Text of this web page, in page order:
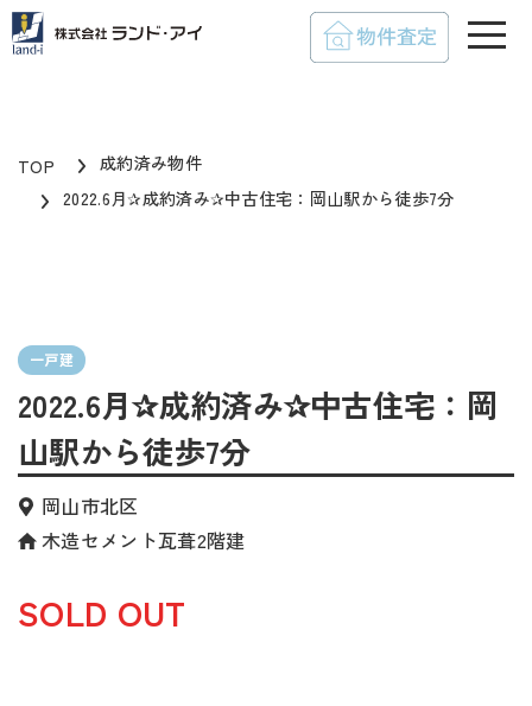
TOP
成約済み物件
2022.6月✰成約済み✰中古住宅：岡山駅から徒歩7分
一戸建
2022.6月✰成約済み✰中古住宅：岡
山駅から徒歩7分
岡山市北区
木造セメント瓦葺2階建
SOLD OUT